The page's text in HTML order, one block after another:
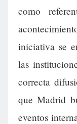
como
iniciativa se
las
correcta
que Madrid
eventos